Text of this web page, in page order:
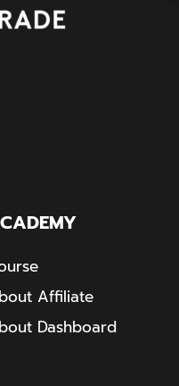
Affiliate
Dashboard